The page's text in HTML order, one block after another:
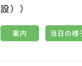
設））
案内 当日の様